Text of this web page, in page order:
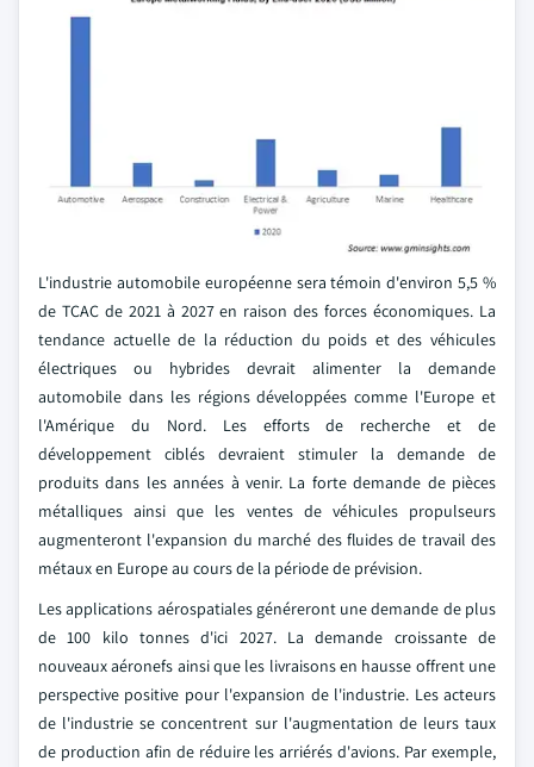
L'industrie automobile européenne sera témoin d'environ 5,5 %
de TCAC de 2021 à 2027 en raison des forces économiques. La
tendance actuelle de la réduction du poids et des véhicules
électriques ou hybrides devrait alimenter la demande
automobile dans les régions développées comme l'Europe et
l'Amérique du Nord. Les efforts de recherche et de
développement ciblés devraient stimuler la demande de
produits dans les années à venir. La forte demande de pièces
métalliques ainsi que les ventes de véhicules propulseurs
augmenteront l'expansion du marché des fluides de travail des
métaux en Europe au cours de la période de prévision.
Les applications aérospatiales généreront une demande de plus
de 100 kilo tonnes d'ici 2027. La demande croissante de
nouveaux aéronefs ainsi que les livraisons en hausse offrent une
perspective positive pour l'expansion de l'industrie. Les acteurs
de l'industrie se concentrent sur l'augmentation de leurs taux
de production afin de réduire les arriérés d'avions. Par exemple,